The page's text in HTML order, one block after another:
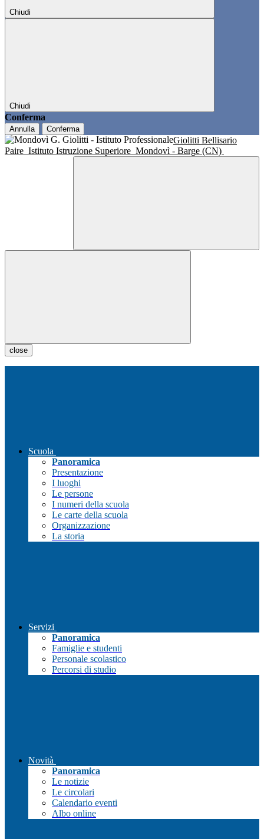
Chiudi
Chiudi
Conferma
Annulla Conferma
Giolitti Bellisario
Paire Istituto Istruzione Superiore Mondovì - Barge (CN)
close
Scuola
Panoramica
Presentazione
I luoghi
Le persone
I numeri della scuola
Le carte della scuola
Organizzazione
La storia
Servizi
Panoramica
Famiglie e studenti
Personale scolastico
Percorsi di studio
Novità
Panoramica
Le notizie
Le circolari
Calendario eventi
Albo online